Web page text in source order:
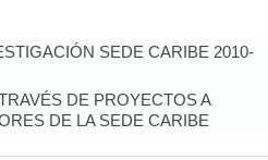
SEDE CARIBE 2010-
DE PROYECTOS A
DE LA SEDE CARIBE